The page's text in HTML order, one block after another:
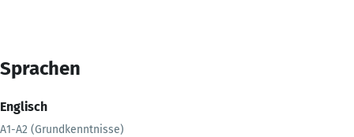
Sprachen
Englisch
A1-A2 (Grundkenntnisse)